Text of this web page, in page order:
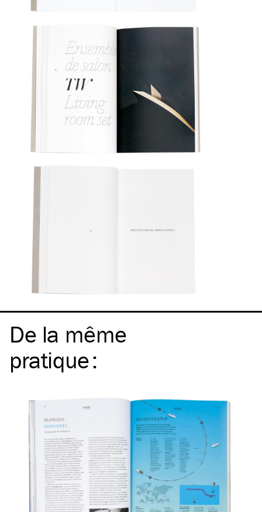
De la même
pratique: